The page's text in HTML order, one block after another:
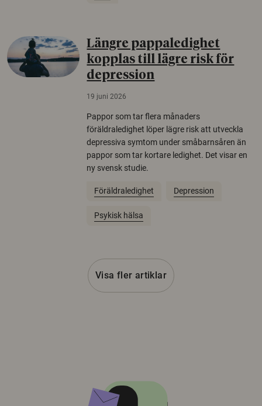
Längre pappaledighet
kopplas till lägre risk för
depression
19 juni 2026
Pappor som tar flera månaders
föräldraledighet löper lägre risk att utveckla
depressiva symtom under småbarnsåren än
pappor som tar kortare ledighet. Det visar en
ny svensk studie.
Föräldraledighet Depression
Psykisk hälsa
Visa fler artiklar